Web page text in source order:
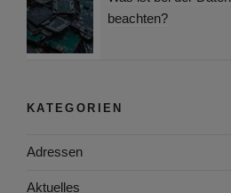
beachten?
KATEGORIEN
Adressen
Aktuelles